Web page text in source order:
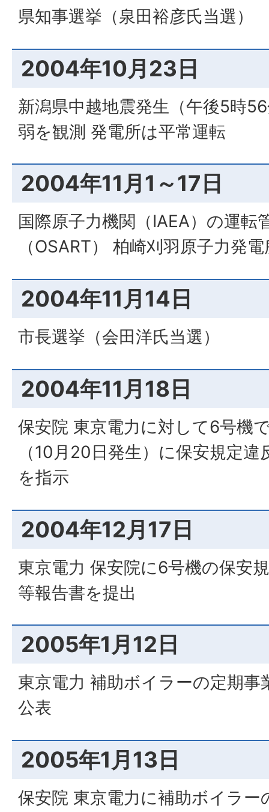
県知事選挙（泉田裕彦氏当選）
2004年10月23日
新潟県中越地震発生（午後5時
弱を観測 発電所は平常運転
2004年11月1～17日
国際原子力機関（IAEA）の運転
（OSART） 柏崎刈羽原子力発
2004年11月14日
市長選挙（会田洋氏当選）
2004年11月18日
保安院 東京電力に対して6号機
（10月20日発生）に保安規定
を指示
2004年12月17日
東京電力 保安院に6号機の保安
等報告書を提出
2005年1月12日
東京電力 補助ボイラーの定期事
公表
2005年1月13日
保安院 東京電力に補助ボイラー